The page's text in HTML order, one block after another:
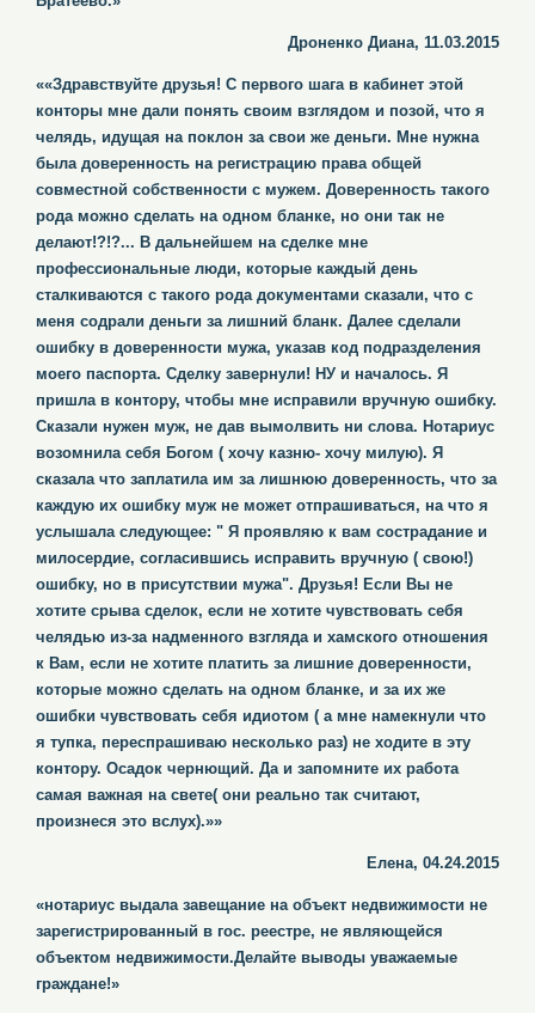
Дроненко Диана, 11.03.2015
««Здравствуйте друзья! С первого шага в кабинет этой
конторы мне дали понять своим взглядом и позой, что я
челядь, идущая на поклон за свои же деньги. Мне нужна
была доверенность на регистрацию права общей
совместной собственности с мужем. Доверенность такого
рода можно сделать на одном бланке, но они так не
делают!?!?... В дальнейшем на сделке мне
профессиональные люди, которые каждый день
сталкиваются с такого рода документами сказали, что с
меня содрали деньги за лишний бланк. Далее сделали
ошибку в доверенности мужа, указав код подразделения
моего паспорта. Сделку завернули! НУ и началось. Я
пришла в контору, чтобы мне исправили вручную ошибку.
Сказали нужен муж, не дав вымолвить ни слова. Нотариус
возомнила себя Богом ( хочу казню- хочу милую). Я
сказала что заплатила им за лишнюю доверенность, что за
каждую их ошибку муж не может отпрашиваться, на что я
услышала следующее: " Я проявляю к вам сострадание и
милосердие, согласившись исправить вручную ( свою!)
ошибку, но в присутствии мужа". Друзья! Если Вы не
хотите срыва сделок, если не хотите чувствовать себя
челядью из-за надменного взгляда и хамского отношения
к Вам, если не хотите платить за лишние доверенности,
которые можно сделать на одном бланке, и за их же
ошибки чувствовать себя идиотом ( а мне намекнули что
я тупка, переспрашиваю несколько раз) не ходите в эту
контору. Осадок чернющий. Да и запомните их работа
самая важная на свете( они реально так считают,
произнеся это вслух).»»
Елена, 04.24.2015
«нотариус выдала завещание на объект недвижимости не
зарегистрированный в гос. реестре, не являющейся
объектом недвижимости.Делайте выводы уважаемые
граждане!»